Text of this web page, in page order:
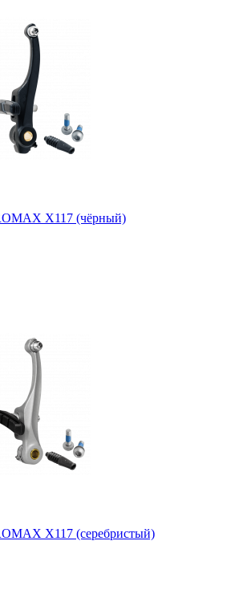
X117 (чёрный)
X117 (серебристый)